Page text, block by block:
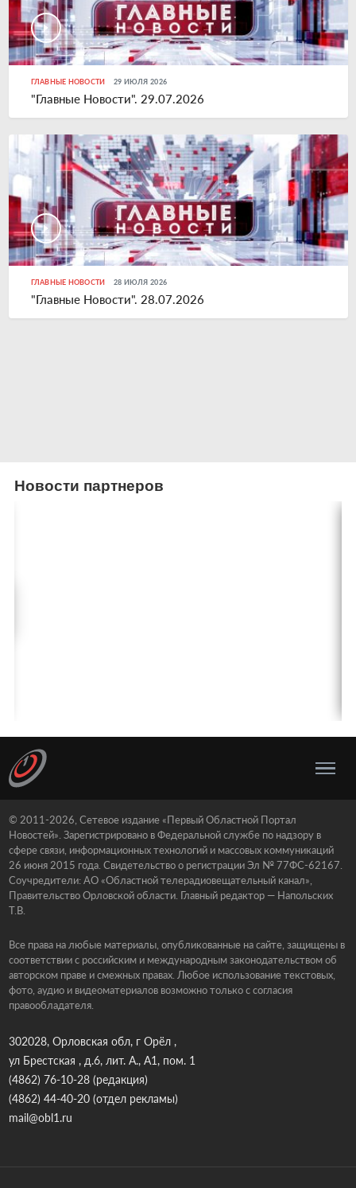
ГЛАВНЫЕ НОВОСТИ 29 ИЮЛЯ 2026
"Главные Новости". 29.07.2026
ГЛАВНЫЕ НОВОСТИ 28 ИЮЛЯ 2026
"Главные Новости". 28.07.2026
Новости партнеров
© 2011-2026, Сетевое издание «Первый Областной Портал
Новостей». Зарегистрировано в Федеральной службе по надзору в
сфере связи, информационных технологий и массовых коммуникаций
26 июня 2015 года. Свидетельство о регистрации Эл № 77ФС-62167.
Соучредители: АО «Областной телерадиовещательный канал»,
Правительство Орловской области. Главный редактор — Напольских
Т.В.
Все права на любые материалы, опубликованные на сайте, защищены в
соответствии с российским и международным законодательством об
авторском праве и смежных правах. Любое использование текстовых,
фото, аудио и видеоматериалов возможно только с согласия
правообладателя.
302028, Орловская обл, г Орёл ,
ул Брестская , д.6, лит. А., А1, пом. 1
(4862) 76-10-28(редакция)
(4862) 44-40-20(отдел рекламы)
mail@obl1.ru